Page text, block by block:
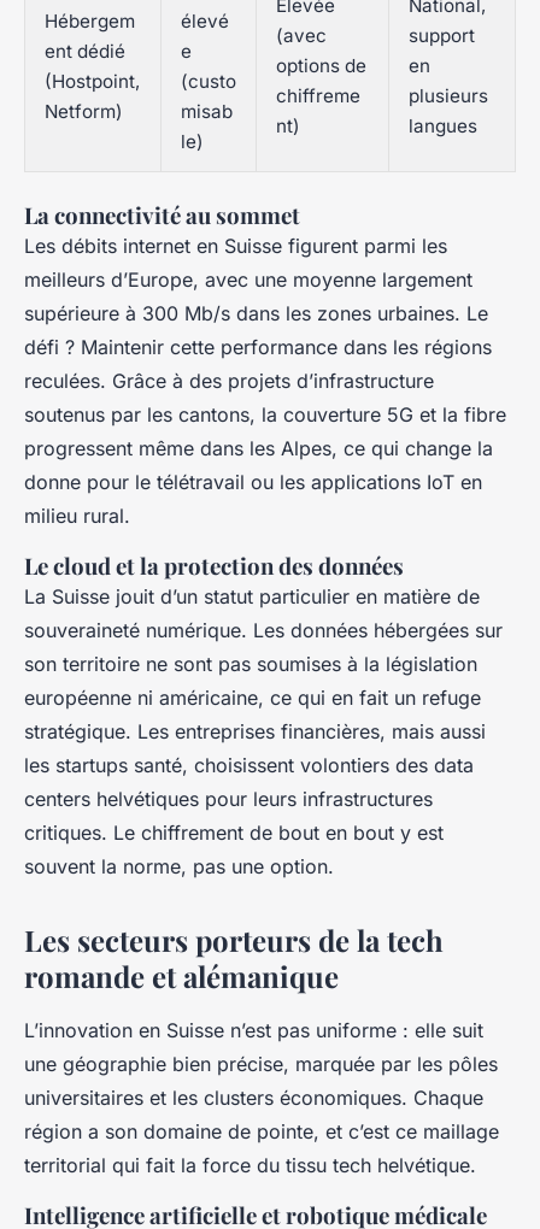
Hébergem
ent dédié
(Hostpoint,
Netform)
élevé
e
(custo
misab
le)
Élevée
(avec
options de
chiffreme
nt)
National,
support
en
plusieurs
langues
La connectivité au sommet
Les débits internet en Suisse figurent parmi les
meilleurs d’Europe, avec une moyenne largement
supérieure à 300 Mb/s dans les zones urbaines. Le
défi ? Maintenir cette performance dans les régions
reculées. Grâce à des projets d’infrastructure
soutenus par les cantons, la couverture 5G et la fibre
progressent même dans les Alpes, ce qui change la
donne pour le télétravail ou les applications IoT en
milieu rural.
Le cloud et la protection des données
La Suisse jouit d’un statut particulier en matière de
souveraineté numérique. Les données hébergées sur
son territoire ne sont pas soumises à la législation
européenne ni américaine, ce qui en fait un refuge
stratégique. Les entreprises financières, mais aussi
les startups santé, choisissent volontiers des data
centers helvétiques pour leurs infrastructures
critiques. Le chiffrement de bout en bout y est
souvent la norme, pas une option.
Les secteurs porteurs de la tech
romande et alémanique
L’innovation en Suisse n’est pas uniforme : elle suit
une géographie bien précise, marquée par les pôles
universitaires et les clusters économiques. Chaque
région a son domaine de pointe, et c’est ce maillage
territorial qui fait la force du tissu tech helvétique.
Intelligence artificielle et robotique médicale